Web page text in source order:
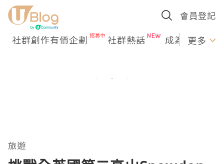
會員登記
社群創作有價企劃 社群熱話 成為U更多
旅遊